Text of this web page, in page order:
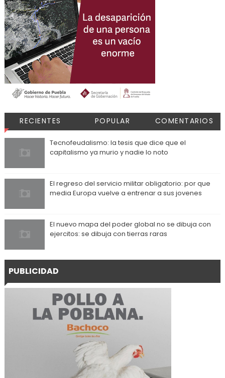
RECIENTES POPULAR COMENTARIOS
Tecnofeudalismo: la tesis que dice que el
capitalismo ya murio y nadie lo noto
El regreso del servicio militar obligatorio: por que
media Europa vuelve a entrenar a sus jovenes
El nuevo mapa del poder global no se dibuja con
ejercitos: se dibuja con tierras raras
PUBLICIDAD